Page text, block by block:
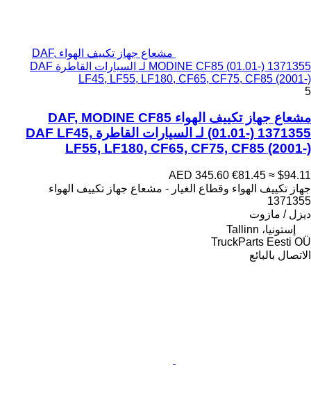
مشعاع جهاز تكييف الهواء DAF,
MODINE CF85 (01.01-) 1371355 لـ السيارات القاطرة DAF
LF45, LF55, LF180, CF65, CF75, CF85 (2001-)
5
مشعاع جهاز تكييف الهواء DAF, MODINE CF85
(01.01-) 1371355 لـ السيارات القاطرة DAF LF45,
LF55, LF180, CF65, CF75, CF85 (2001-)
AED 345.60 €81.45 ≈ $94.11
جهاز تكييف الهواء وقطاع الغيار - مشعاع جهاز تكييف الهواء
1371355
ديزل / مازوت
إستونيا، Tallinn
TruckParts Eesti OÜ
الاتصال بالبائع